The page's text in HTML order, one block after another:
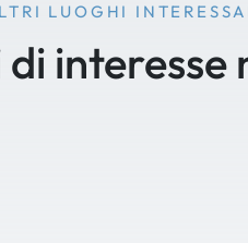
LUOGHI
di interesse